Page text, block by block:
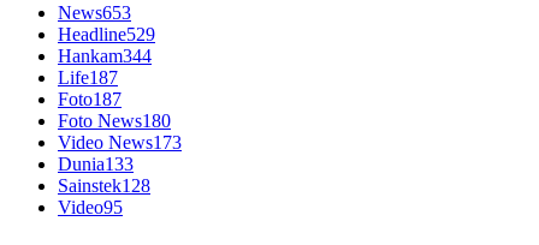
News653
Headline529
Hankam344
Life187
Foto187
Foto News180
Video News173
Dunia133
Sainstek128
Video95